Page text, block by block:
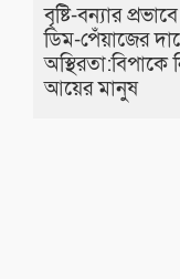
বৃষ্টি-বন্যার
ডিম-পেঁয়াজের
অস্থিরতা:বিপাকে
আয়ের মানুষ